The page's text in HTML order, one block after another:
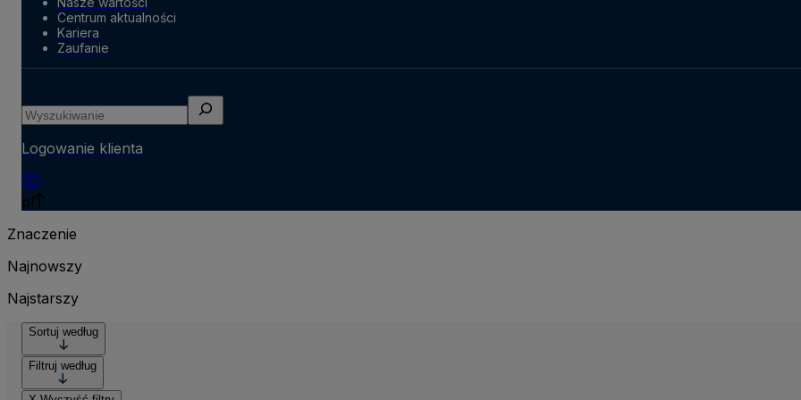
Centrum aktualności
Kariera
Zaufanie
Wyszukiwanie
Logowanie klienta
pl
Znaczenie
Najnowszy
Najstarszy
Sortuj według
Filtruj według